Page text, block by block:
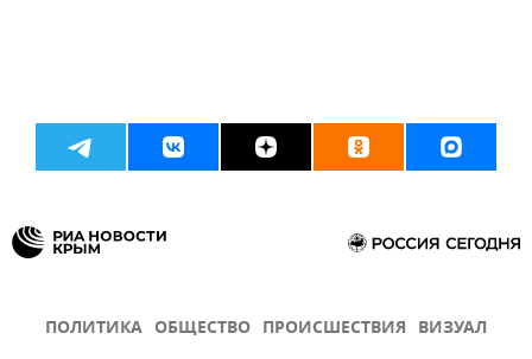
ПОЛИТИКА ОБЩЕСТВО ПРОИСШЕСТВИЯ ВИЗУАЛ